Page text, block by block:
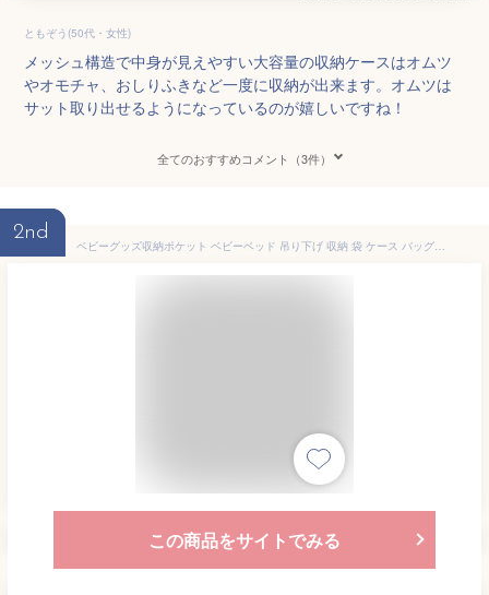
ともぞう(50代・女性)
メッシュ構造で中身が見えやすい大容量の収納ケースはオムツ
やオモチャ、おしりふきなど一度に収納が出来ます。オムツは
サット取り出せるようになっているのが嬉しいですね！
全てのおすすめコメント（3件）
2nd
ベビーグッズ収納ポケット ベビーベッド 吊り下げ 収納 袋 ケース バッグ 吊り下げポケット 大容量 仕切り バックル フック付き 折りたたみ仕切り おもちゃ スタイ 片付け 小物入れ
この商品をサイトでみる